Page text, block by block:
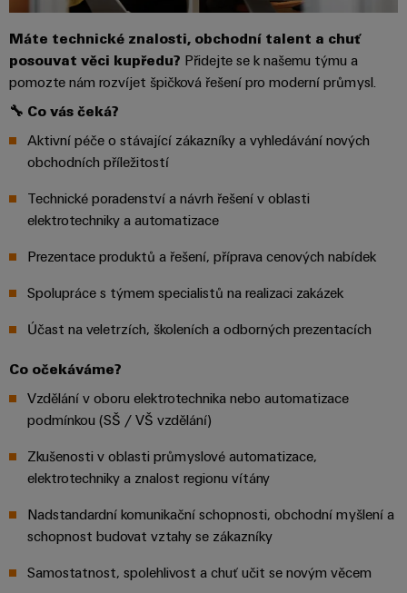
lze
prožít.
Úprava
vody
a
čištění
vod
Řešení
ochranu
a
odpadních
centrum
Řešení
výrobky
pro
centra
-
spolehlivé,
škálovatelné
Stejnosměrné
mikrosítě
u-
OS
Edge
Computing
Průmyslové
5G
Jednopárový
-
Single
Pair
Ethernet
Skříň
a
pole
Chytrá
a
svorkovnice
PCB
skříní
a
krabic
a jejich
příslušenství
Systémy
pro
kabelové
Sady
kabelů,
propojovacích
patchkabelů
a
kabelů
Zapojení
PLC
kabelu
službou
Fast
Delivery
Service
Poradenství
a
digitální
inženýrství
Poradenství
konektivitu
digitální
software
Weidmüller
Configurator
Služby
SpolečnostUdržitelnost
Dodržování
Pobočky
Informace
pro
management
certifikáty
Orange
Mag
Časopis
pro
zákazníky
Akademie
Weidmüller
Human
Prodej
Aktuálně
Newsletter
Webináře
Událost
Užitečné
odkazy
Produktový
Ke
stažení
Blog
PWM
A
IOT
GATEWAY,
PART
1
PŘEHLED
Ceník
a
obchodní
Kariéra
NAVŠTIVTE
PŘEHLED
Máte technické znalosti, obchodní talent a chuť
posouvat věci kupředu? Přidejte se k našemu týmu a
pomozte nám rozvíjet špičková řešení pro moderní průmysl.
🔧 Co vás čeká?
Aktivní péče o stávající zákazníky a vyhledávání nových
obchodních příležitostí
Technické poradenství a návrh řešení v oblasti
elektrotechniky a automatizace
Prezentace produktů a řešení, příprava cenových nabídek
Spolupráce s týmem specialistů na realizaci zakázek
Účast na veletrzích, školeních a odborných prezentacích
Co očekáváme?
Vzdělání v oboru elektrotechnika nebo automatizace
podmínkou (SŠ / VŠ vzdělání)
Zkušenosti v oblasti průmyslové automatizace,
elektrotechniky a znalost regionu vítány
Nadstandardní komunikační schopnosti, obchodní myšlení a
schopnost budovat vztahy se zákazníky
Samostatnost, spolehlivost a chuť učit se novým věcem